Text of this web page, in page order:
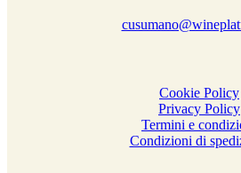
Cookie Policy
Privacy Policy
Termini e
Condizioni di